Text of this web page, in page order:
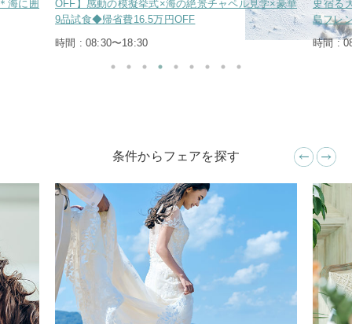
海に囲
OFF】感動の模擬挙式×海の絶景チャペル見学×豪華
9品試食◆帰省費16.5万円OFF
時間 : 08:30〜18:30
史宿る
島フレ
時間 :
条件からフェアを探す